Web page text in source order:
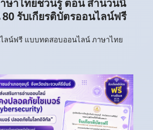
ษาไทยชวนรู้ ตอน สำนวนนี้
รับเกียรติบัตรออนไลน์ฟรี
ลน์ฟรี แบบทดสอบออนไลน์ ภาษาไทย